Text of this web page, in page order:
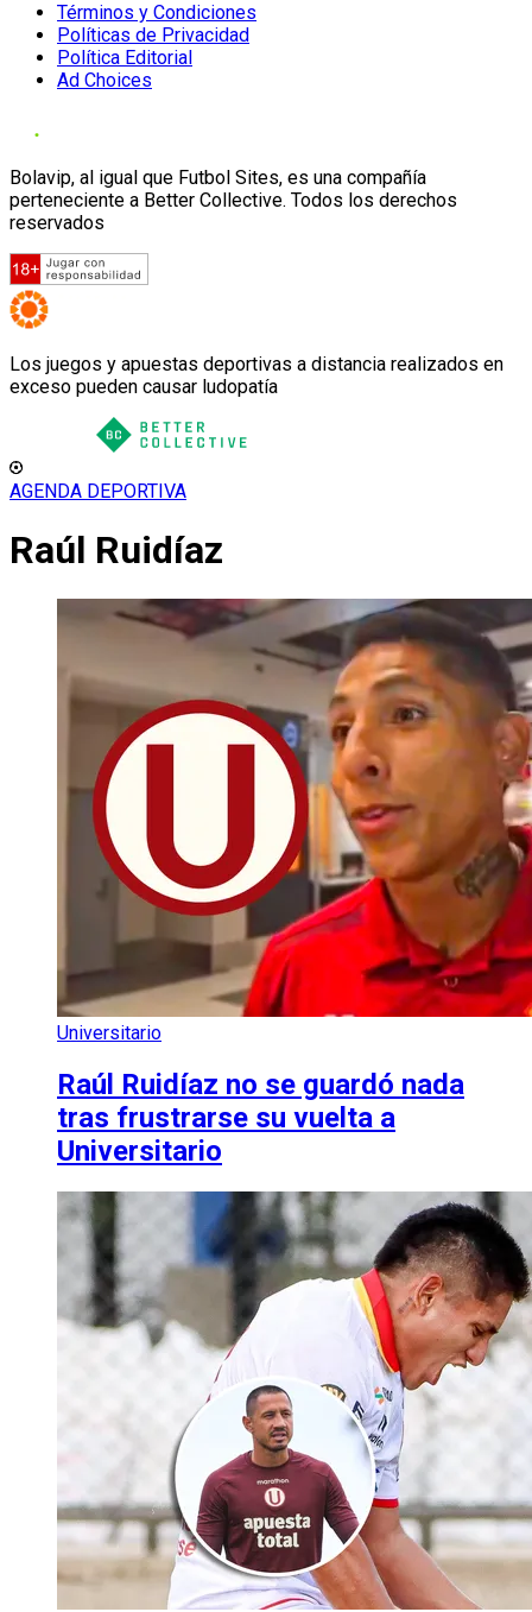
Términos y Condiciones
Políticas de Privacidad
Política Editorial
Ad Choices
Bolavip, al igual que Futbol Sites, es una compañía
perteneciente a Better Collective. Todos los derechos
reservados
Los juegos y apuestas deportivas a distancia realizados en
exceso pueden causar ludopatía
AGENDA DEPORTIVA
Raúl Ruidíaz
Universitario
Raúl Ruidíaz no se guardó nada
tras frustrarse su vuelta a
Universitario